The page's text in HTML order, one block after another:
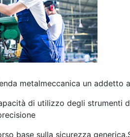
metalmeccanica un addetto
di utilizzo degli strumenti
base sulla sicurezza